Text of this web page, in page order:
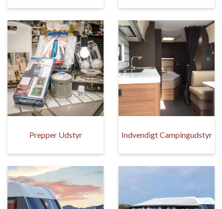
Prepper Udstyr Indvendigt Campingudstyr